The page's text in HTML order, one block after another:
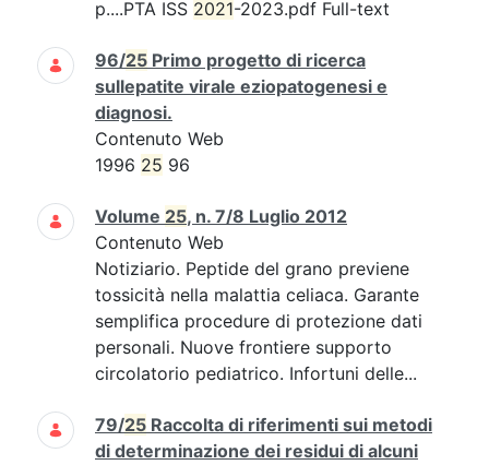
p....PTA ISS 2021-2023.pdf Full-text
96/25 Primo progetto di ricerca
sullepatite virale eziopatogenesi e
diagnosi.
Contenuto Web
1996 25 96
Volume 25, n. 7/8 Luglio 2012
Contenuto Web
Notiziario. Peptide del grano previene
tossicità nella malattia celiaca. Garante
semplifica procedure di protezione dati
personali. Nuove frontiere supporto
circolatorio pediatrico. Infortuni delle...
79/25 Raccolta di riferimenti sui metodi
di determinazione dei residui di alcuni